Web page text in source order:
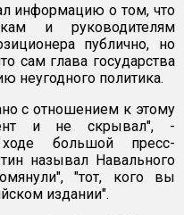
информацию о том, что
и руководителям
публично, но
сам глава государства
неугодного политика.
с отношением к этому
и не скрывал", -
большой пресс-
называл Навального
"тот, кого вы
издании".